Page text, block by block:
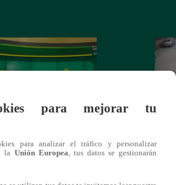
su cumpleaños con
vivo y conmueve con
para mejorar tu
para analizar el tráfico y personalizar
la Unión Europea , tus datos se gestionarán